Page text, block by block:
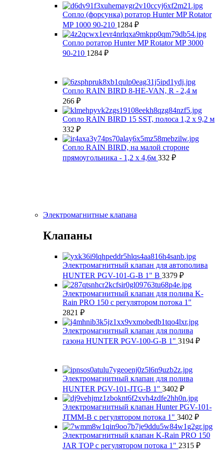
Сопло (форсунка) ротатор Hunter MP Rotator
MP 1000 90-210 1284 ₽
Сопло ротатор Hunter MP Rotator MP 3000
90-210 1284 ₽
Сопло RAIN BIRD 8-HE-VAN, R - 2,4 м
266 ₽
Сопло RAIN BIRD 15 SST, полоса 1,2 х 9,2 м
332 ₽
Сопло RAIN BIRD, на малой стороне
прямоугольника - 1,2 x 4,6м 332 ₽
Электромагнитные клапана
Клапаны
Электромагнитный клапан для автополива
HUNTER PGV-101-G-B 1" В 3379 ₽
Электромагнитный клапан для полива K-
Rain PRO 150 с регулятором потока 1"
2821 ₽
Электромагнитный клапан для полива
газона HUNTER PGV-100-G-B 1" 3194 ₽
Электромагнитный клапан для полива
HUNTER PGV-101-JTG-B 1" 3402 ₽
Электромагнитный клапан Hunter PGV-101-
JTMM-B с регулятором потока 1" 3402 ₽
Электромагнитный клапан K-Rain PRO 150
JAR TOP с регулятором потока 1" 2315 ₽